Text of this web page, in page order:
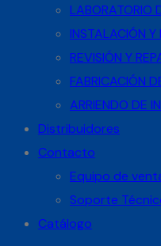
LABORATORIO
INSTALACIÓN
REVISIÓN Y
FABRICACIÓN
ARRIENDO DE
Distribuidores
Contacto
Equipo de
Soporte
Catálogo